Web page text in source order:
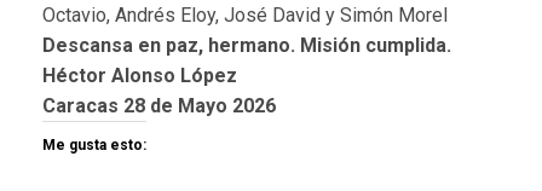
Octavio, Andrés Eloy, José David y Simón Morel
Descansa en paz, hermano. Misión cumplida.
Héctor Alonso López
Caracas 28 de Mayo 2026
Me gusta esto: